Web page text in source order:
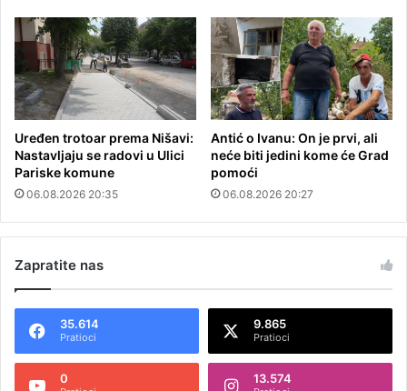
Uređen trotoar prema Nišavi:
Nastavljaju se radovi u Ulici
Pariske komune
06.08.2026 20:35
Antić o Ivanu: On je prvi, ali
neće biti jedini kome će Grad
pomoći
06.08.2026 20:27
Zapratite nas
35.614
Pratioci
9.865
Pratioci
0 13.574